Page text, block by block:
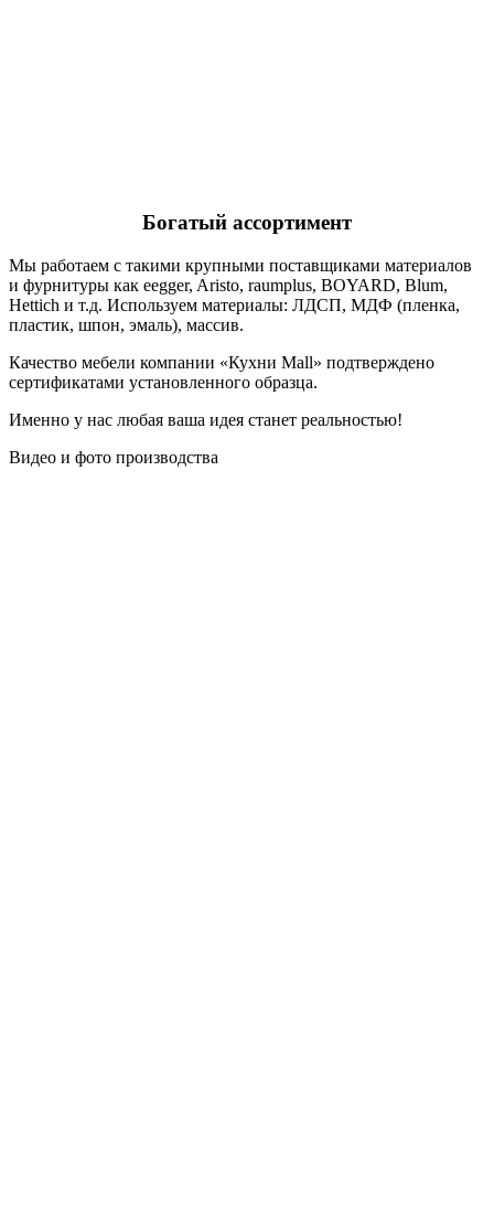
Богатый ассортимент
Мы работаем с такими крупными поставщиками материалов
и фурнитуры как eegger, Aristo, raumplus, BOYARD, Blum,
Hettich и т.д. Используем материалы: ЛДСП, МДФ (пленка,
пластик, шпон, эмаль), массив.
Качество мебели компании «Кухни Mall» подтверждено
сертификатами установленного образца.
Именно у нас любая ваша идея станет реальностью!
Видео и фото производства